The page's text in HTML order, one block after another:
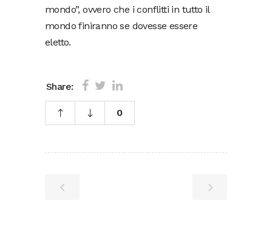
mondo”, ovvero che i conflitti in tutto il
mondo finiranno se dovesse essere
eletto.
Share:
0